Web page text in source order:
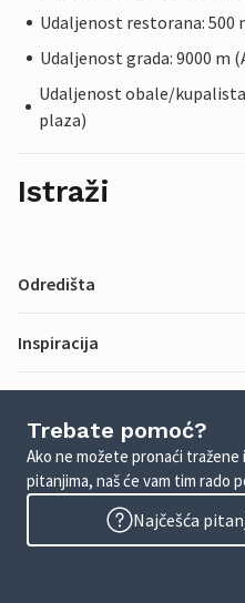
Udaljenost restorana: 500
Udaljenost grada: 9000 m
Udaljenost obale/
plaza)
Istraži
Odredišta
Inspiracija
Trebate pomoć?
Ako ne možete pronaći
pitanjima, naš će vam tim rado
Najčešća